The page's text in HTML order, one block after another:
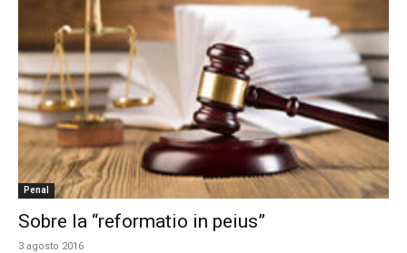
Penal
Sobre la “reformatio in peius”
3 agosto 2016